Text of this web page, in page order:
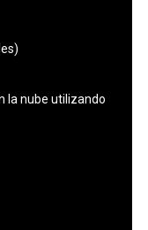
la nube utilizando